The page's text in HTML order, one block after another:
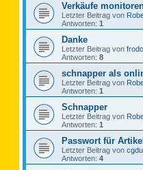
Verkäufe
Letzter Beitrag von
Antworten: 1
Danke
Letzter Beitrag von
Antworten: 8
schnapper als
Letzter Beitrag von
Antworten: 1
Schnapper
Letzter Beitrag von
Antworten: 1
Passwort für
Letzter Beitrag von cgdu
Antworten: 4